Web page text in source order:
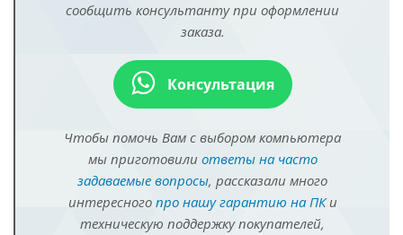
сообщить консультанту при оформлении
заказа.
Консультация
Чтобы помочь Вам с выбором компьютера
мы приготовили ответы на часто
задаваемые вопросы, рассказали много
интересного про нашу гарантию на ПКи
техническую поддержку покупателей,